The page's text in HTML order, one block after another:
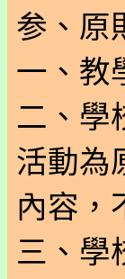
参、原
一、教
二、學
活動為
內容，
三、學